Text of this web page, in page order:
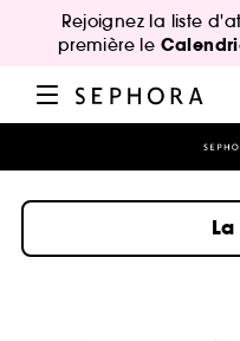
Rejoignez la liste
première le